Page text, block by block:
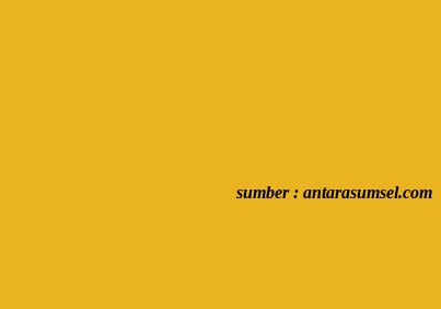
sumber : antarasumsel.com